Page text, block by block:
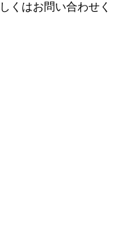
くはお問い合わせく